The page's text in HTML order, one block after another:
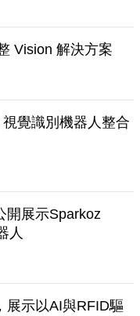
Vision 解決方案
覺識別機器人整合
開展示Sparkoz
人
展示以AI與RFID驅